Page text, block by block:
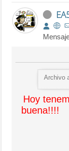
Archivo
Hoy
buena!!!!